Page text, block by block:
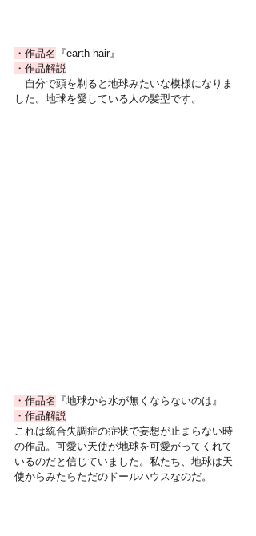
・作品名
『earth hair』
・作品解説
自分で頭を剃ると地球みたいな模様になりま
した。地球を愛している人の髪型です。
・作品名
『地球から水が無くならないのは』
・作品解説
これは統合失調症の症状で妄想が止まらない時
の作品。可愛い天使が地球を可愛がってくれて
いるのだと信じていました。私たち、地球は天
使からみたらただのドールハウスなのだ。